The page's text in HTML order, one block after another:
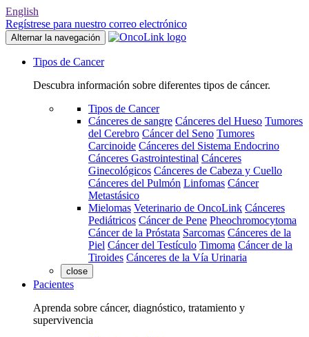
English
Regístrese para nuestro correo electrónico
Alternar la navegación
Tipos de Cancer
Descubra información sobre diferentes tipos de cáncer.
Tipos de Cancer
Cánceres de sangre Cánceres del Hueso Tumores
del Cerebro Cáncer del Seno Tumores
Carcinoide Cánceres del Sistema Endocrino
Cánceres Gastrointestinal Cánceres
Ginecológicos Cánceres de Cabeza y Cuello
Cánceres del Pulmón Linfomas Cáncer
Metastásico
Mielomas Veterinario de OncoLink Cánceres
Pediátricos Cáncer de Pene Pheochromocytoma
Cáncer de la Próstata Sarcomas Cánceres de la
Piel Cáncer del Testículo Timoma Cáncer de la
Tiroides Cánceres de la Vía Urinaria
close
Pacientes
Aprenda sobre cáncer, diagnóstico, tratamiento y
supervivencia